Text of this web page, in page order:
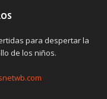
para despertar la
de los niños.